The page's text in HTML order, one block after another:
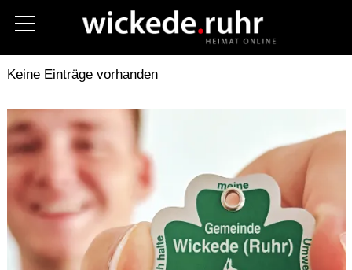
Aktuelles
Kreis Soest
Polizei
Stellenanzeigen
Unternehmen
Gastronomie
Hilfe im Notfall
Vereine
Termine
Keine Einträge vorhanden